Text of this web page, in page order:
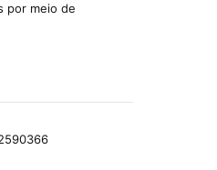
por meio de